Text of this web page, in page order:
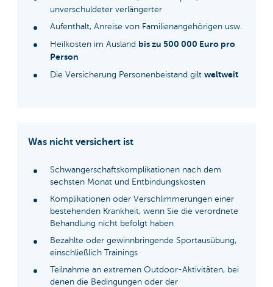
unverschuldeter verlängerter
Aufenthalt, Anreise von Familienangehörigen usw.
Heilkosten im Ausland bis zu 500 000 Euro pro
Person
Die Versicherung Personenbeistand gilt weltweit
Was nicht versichert ist
Schwangerschaftskomplikationen nach dem
sechsten Monat und Entbindungskosten
Komplikationen oder Verschlimmerungen einer
bestehenden Krankheit, wenn Sie die verordnete
Behandlung nicht befolgt haben
Bezahlte oder gewinnbringende Sportausübung,
einschließlich Trainings
Teilnahme an extremen Outdoor-Aktivitäten, bei
denen die Bedingungen oder der